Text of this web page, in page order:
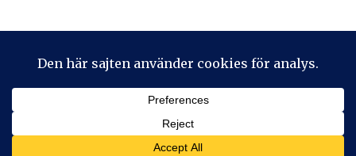
2026 © Stickeralla Theme by
Privacy & Cookies: This site uses cookies. By continuing to use
this website, you agree to their use.
To find out more, including how to control cookies, see here: